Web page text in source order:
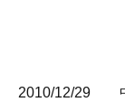
2010/12/29